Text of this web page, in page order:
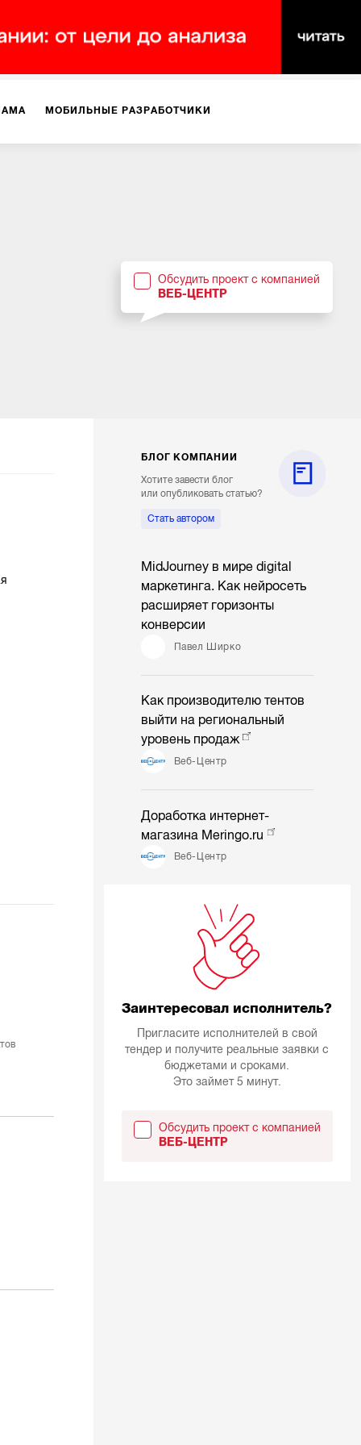
МОБИЛЬНЫЕ РАЗРАБОТЧИКИ
Обсудить проект с компанией
ВЕБ-ЦЕНТР
БЛОГ КОМПАНИИ
Хотите завести блог
или опубликовать статью?
Стать автором
MidJourney в мире digital
маркетинга. Как нейросеть
расширяет горизонты
конверсии
Павел Ширко
Как производителю тентов
выйти на региональный
уровень продаж
Веб-Центр
Доработка интернет-
магазина Meringo.ru
Веб-Центр
Заинтересовал исполнитель?
Пригласите исполнителей в свой
тендер и получите реальные заявки с
бюджетами и сроками.
Это займет 5 минут.
Обсудить проект с компанией
ВЕБ-ЦЕНТР